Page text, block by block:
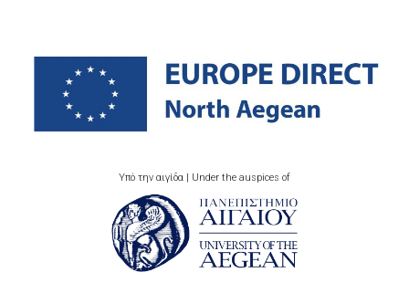
Υπό την αιγίδα | Under the auspices of